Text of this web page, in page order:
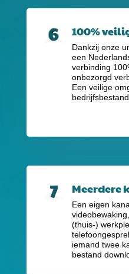
100%
Dankzij onze
een
verbinding
onbezorgd
Een veilige
Meerdere
Een eigen
(thuis-)
iemand twee
bestand